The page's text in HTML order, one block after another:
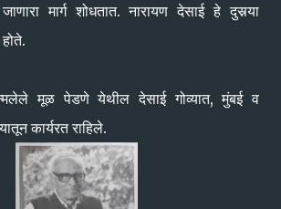
मार्ग शोधतात. नारायण देसाई हे दुसर्‍या
मूळ पेडणे येथील देसाई गोव्यात, मुंबई व
कार्यरत राहिले.